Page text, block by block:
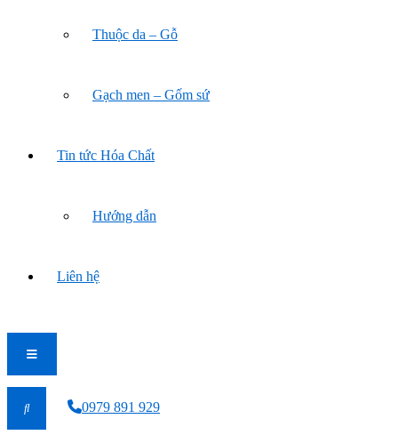
Thuộc da – Gỗ
Gạch men – Gốm sứ
Tin tức Hóa Chất
Hướng dẫn
Liên hệ
0979 891 929